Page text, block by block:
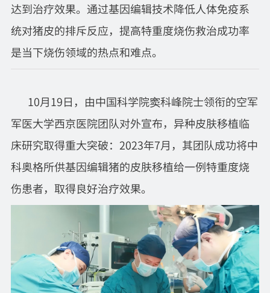
达到治疗效果。通过基因编辑技术降低人体免疫系
统对猪皮的排斥反应，提高特重度烧伤救治成功率
是当下烧伤领域的热点和难点。
10月19日，由中国科学院窦科峰院士领衔的空军
军医大学西京医院团队对外宣布，异种皮肤移植临
床研究取得重大突破：2023年7月，其团队成功将中
科奥格所供基因编辑猪的皮肤移植给一例特重度烧
伤患者，取得良好治疗效果。